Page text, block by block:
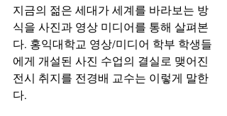
지금의 젊은 세대가 세계를 바라보는 방
식을 사진과 영상 미디어를 통해 살펴본
다. 홍익대학교 영상/미디어 학부 학생들
에게 개설된 사진 수업의 결실로 맺어진
전시 취지를 전경배 교수는 이렇게 말한
다.